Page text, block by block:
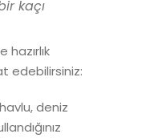
kaçı
edebilirsiniz:
deniz